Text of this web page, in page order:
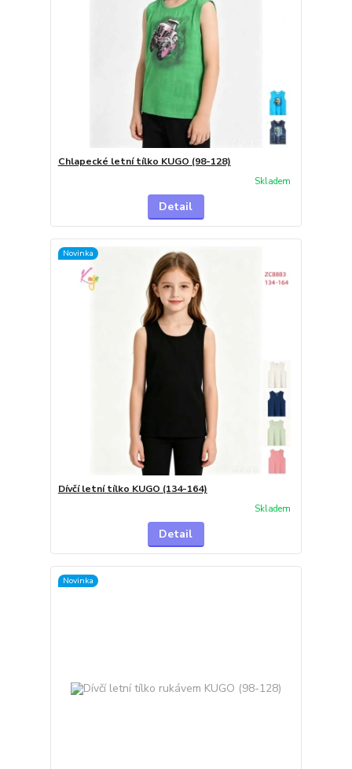
Chlapecké letní tílko KUGO (98-128)
Skladem
Detail
Novinka
Dívčí letní tílko KUGO (134-164)
Skladem
Detail
Novinka